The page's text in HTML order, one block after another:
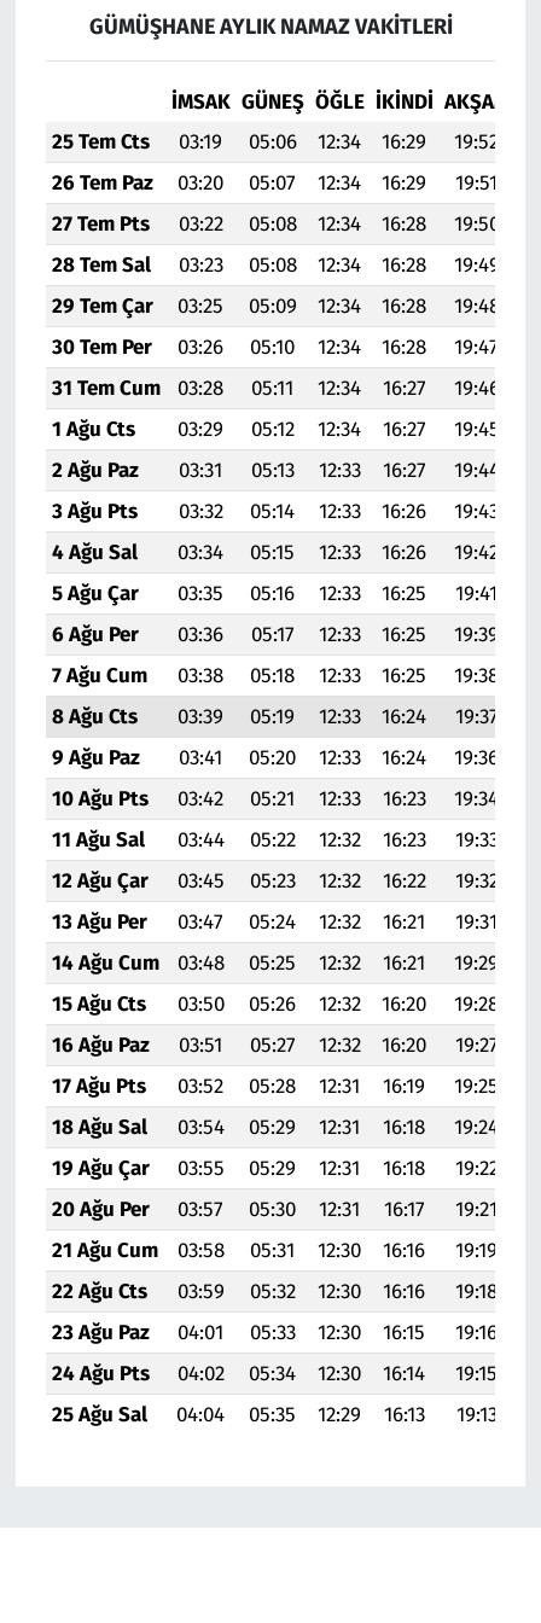
GÜMÜŞHANE AYLIK NAMAZ VAKITLERI
İMSAK GÜNEŞ ÖĞLE İKINDI AKŞAM
25 Tem Cts
03:19 05:06 12:34 16:29 19:52
26 Tem Paz
03:20 05:07 12:34 16:29 19:51
27 Tem Pts
03:22 05:08 12:34 16:28 19:50
28 Tem Sal
03:23 05:08 12:34 16:28 19:49
29 Tem Çar
03:25 05:09 12:34 16:28 19:48
30 Tem Per
03:26 05:10 12:34 16:28 19:47
31 Tem Cum
03:28 05:11 12:34 16:27 19:46
1 Ağu Cts
03:29 05:12 12:34 16:27 19:45
2 Ağu Paz
03:31 05:13 12:33 16:27 19:44
3 Ağu Pts
03:32 05:14 12:33 16:26 19:43
4 Ağu Sal
03:34 05:15 12:33 16:26 19:42
5 Ağu Çar
03:35 05:16 12:33 16:25 19:41
6 Ağu Per
03:36 05:17 12:33 16:25 19:39
7 Ağu Cum
03:38 05:18 12:33 16:25 19:38
8 Ağu Cts
03:39 05:19 12:33 16:24 19:37
9 Ağu Paz
03:41 05:20 12:33 16:24 19:36
10 Ağu Pts
03:42 05:21 12:33 16:23 19:34
11 Ağu Sal
03:44 05:22 12:32 16:23 19:33
12 Ağu Çar
03:45 05:23 12:32 16:22 19:32
13 Ağu Per
03:47 05:24 12:32 16:21 19:31
14 Ağu Cum
03:48 05:25 12:32 16:21 19:29
15 Ağu Cts
03:50 05:26 12:32 16:20 19:28
16 Ağu Paz
03:51 05:27 12:32 16:20 19:27
17 Ağu Pts
03:52 05:28 12:31 16:19 19:25
18 Ağu Sal
03:54 05:29 12:31 16:18 19:24
19 Ağu Çar
03:55 05:29 12:31 16:18 19:22
20 Ağu Per
03:57 05:30 12:31 16:17 19:21
21 Ağu Cum
03:58 05:31 12:30 16:16 19:19
22 Ağu Cts
03:59 05:32 12:30 16:16 19:18
23 Ağu Paz
04:01 05:33 12:30 16:15 19:16
24 Ağu Pts
04:02 05:34 12:30 16:14 19:15
25 Ağu Sal
04:04 05:35 12:29 16:13 19:13